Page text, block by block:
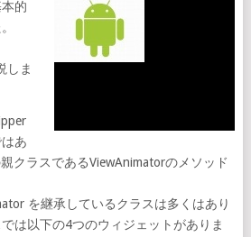
的
しま
あ
クラスであるViewAnimatorのメソッド
を継承しているクラスは多くはあり
は以下の4つのウィジェットがありま